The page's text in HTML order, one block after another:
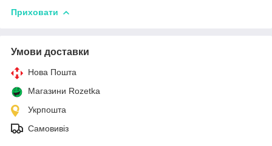
Приховати
Умови доставки
Нова Пошта
Магазини Rozetka
Укрпошта
Самовивіз